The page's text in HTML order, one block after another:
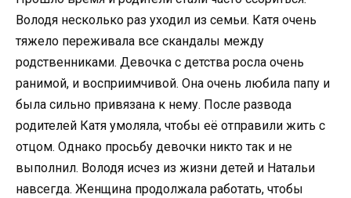
Володя несколько раз уходил из семьи. Катя очень
тяжело переживала все скандалы между
родственниками. Девочка с детства росла очень
ранимой, и восприимчивой. Она очень любила папу и
была сильно привязана к нему. После развода
родителей Катя умоляла, чтобы её отправили жить с
отцом. Однако просьбу девочки никто так и не
выполнил. Володя исчез из жизни детей и Натальи
навсегда. Женщина продолжала работать, чтобы